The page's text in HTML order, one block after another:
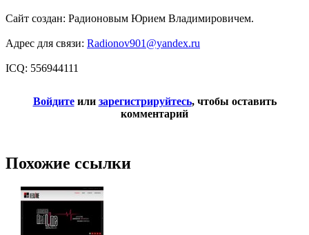
Сайт создан: Радионовым Юрием Владимировичем.
Адрес для связи: Radionov901@yandex.ru
ICQ: 556944111
Войдитеили зарегистрируйтесь, чтобы оставить
комментарий
Похожие ссылки